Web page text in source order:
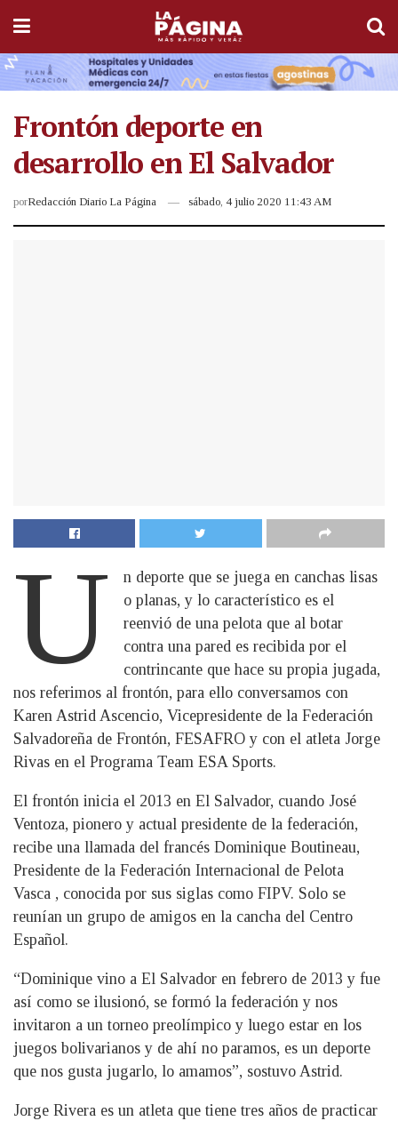
Frontón deporte en
desarrollo en El Salvador
porRedacción Diario La Página sábado, 4 julio 2020 11:43 AM
U
n deporte que se juega en canchas lisas
o planas, y lo característico es el
reenvió de una pelota que al botar
contra una pared es recibida por el
contrincante que hace su propia jugada,
nos referimos al frontón, para ello conversamos con
Karen Astrid Ascencio, Vicepresidente de la Federación
Salvadoreña de Frontón, FESAFRO y con el atleta Jorge
Rivas en el Programa Team ESA Sports.
El frontón inicia el 2013 en El Salvador, cuando José
Ventoza, pionero y actual presidente de la federación,
recibe una llamada del francés Dominique Boutineau,
Presidente de la Federación Internacional de Pelota
Vasca , conocida por sus siglas como FIPV. Solo se
reunían un grupo de amigos en la cancha del Centro
Español.
“Dominique vino a El Salvador en febrero de 2013 y fue
así como se ilusionó, se formó la federación y nos
invitaron a un torneo preolímpico y luego estar en los
juegos bolivarianos y de ahí no paramos, es un deporte
que nos gusta jugarlo, lo amamos”, sostuvo Astrid.
Jorge Rivera es un atleta que tiene tres años de practicar